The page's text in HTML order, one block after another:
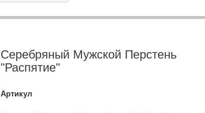
Серебряный Мужской Перстень
"Распятие"
Артикул